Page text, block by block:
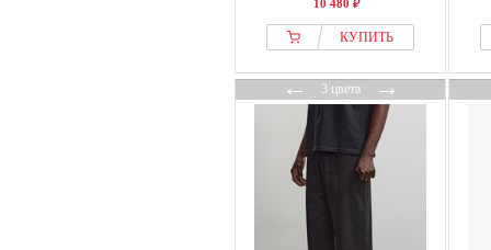
10 480 ₽
КУПИТЬ
←3 цвета→